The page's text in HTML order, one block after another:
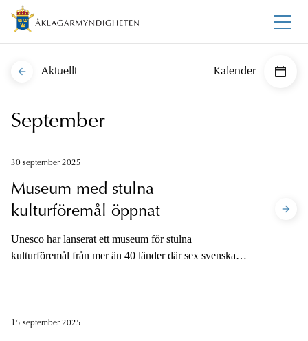
Aktuellt Kalender
September
30 september 2025
Museum med stulna
kulturföremål öppnat
Unesco har lanserat ett museum för stulna
kulturföremål från mer än 40 länder där sex svenska
modeller av de försvunna föremålen, med målet att
Sverige finns flera uppmärksammade ärenden med
15 september 2025